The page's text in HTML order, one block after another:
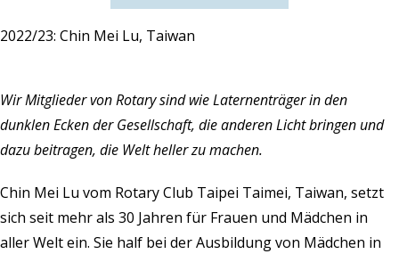
2022/23: Chin Mei Lu, Taiwan
Wir Mitglieder von Rotary sind wie Laternenträger in den
dunklen Ecken der Gesellschaft, die anderen Licht bringen und
dazu beitragen, die Welt heller zu machen.
Chin Mei Lu vom Rotary Club Taipei Taimei, Taiwan, setzt
sich seit mehr als 30 Jahren für Frauen und Mädchen in
aller Welt ein. Sie half bei der Ausbildung von Mädchen in